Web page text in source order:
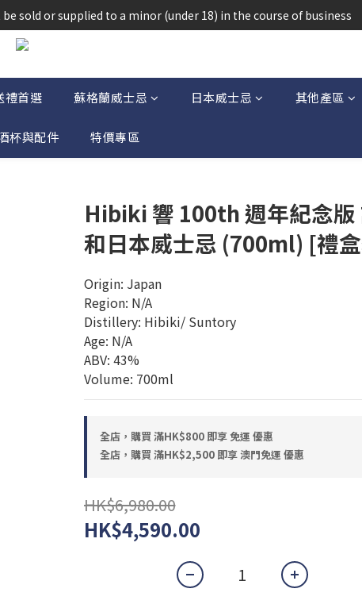
人(18歲以下人士)售賣或供應令人醺醉的酒類。
sold or supplied to a minor (under 18) in the course of business
人(18歲以下人士)售賣或供應令人醺醉的酒類。
禮首選 蘇格蘭威士忌 日本威士忌 其他產區
杯與配件 特價專區
Hibiki 響 100th 週年紀念版
和日本威士忌 (700ml) [禮
Origin: Japan
Region: N/A
Distillery: Hibiki/ Suntory
Age: N/A
ABV: 43%
Volume: 700ml
全店，購買 滿HK$800 即享 免運 優惠
全店，購買 滿HK$2,500 即享 澳門免運 優惠
HK$6,980.00
HK$4,590.00